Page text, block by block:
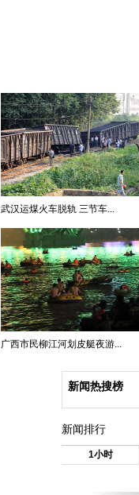
武汉运煤火车脱轨 三节车...
广西市民柳江河划皮艇夜游...
新闻热搜榜
新闻排行
1小时